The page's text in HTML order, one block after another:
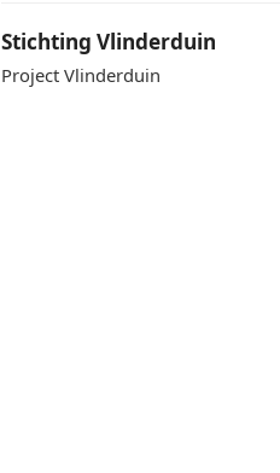
Stichting Vlinderduin
Project Vlinderduin